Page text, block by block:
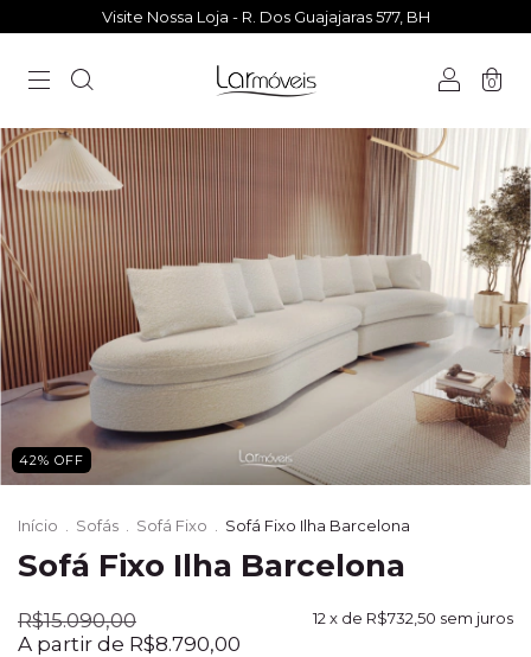
Visite Nossa Loja - R. Dos Guajajaras 577, BH
0
42% OFF
Início Sofás Sofá Fixo Sofá Fixo Ilha Barcelona
Sofá Fixo Ilha Barcelona
R$15.090,00
A partir de R$8.790,00
12 x de R$732,50 sem juros